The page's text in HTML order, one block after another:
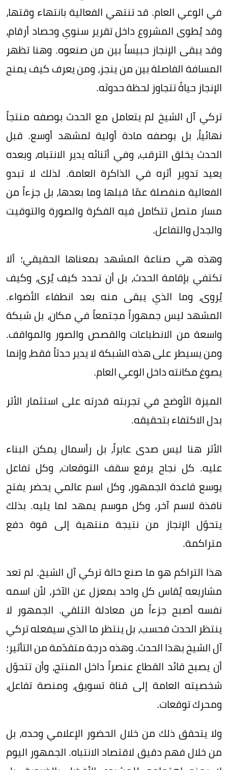
في الوعي العام. قد تنتهي الفعالية بانتهاء وقتها،
وقد يُطوى المشروع داخل تقرير سنوي وحصاد أرقام،
وقد يبقى الإنجاز حبيساً بين من صنعوه. وهنا تظهر
المسافة الفاصلة بين من ينجز، ومن يعرف كيف يمنح
الإنجاز حياةً تتجاوز لحظة حدوثه.
تركي آل الشيخ لم يتعامل مع الحدث بوصفه منتجاً
نهائياً، بل بوصفه مادة أولية لمشهد أوسع. قبل
الحدث يخلق الترقب، وفي أثنائه يدير الانتباه، وبعده
يعيد تدوير أثره في الذاكرة العامة. لذلك لا تبدو
الفعالية منفصلة عمّا قبلها وما بعدها، بل جزءاً من
مسار متصل تتكامل فيه الفكرة والصورة والتوقيت
والجدل والتفاعل.
وهذه هي صناعة المشهد بمعناها الحقيقي؛ ألا
تكتفي بإقامة الحدث، بل أن تحدد كيف يُرى، وكيف
يُروى، وما الذي يبقى منه بعد انطفاء الأضواء.
المشهد ليس جمهوراً مجتمعاً في مكان، بل شبكة
واسعة من الانطباعات والقصص والصور والمواقف.
ومن يسيطر على هذه الشبكة لا يدير حدثاً فقط، وإنما
يصوغ مكانته داخل الوعي العام.
الميزة الأوضح في تجربته قدرته على استثمار الأثر
بدل الاكتفاء بتحقيقه.
الأثر هنا ليس صدى عابراً، بل رأسمال يمكن البناء
عليه. كل نجاح يرفع سقف التوقعات، وكل تفاعل
يوسع قاعدة الجمهور، وكل اسم عالمي يحضر يفتح
نافذة لاسم آخر، وكل موسم يمهد لما يليه. بذلك
يتحوّل الإنجاز من نتيجة منتهية إلى قوة دفع
متراكمة.
هذا التراكم هو ما صنع حالة تركي آل الشيخ. لم تعد
مشاريعه يُقاس كل واحد بمعزل عن الآخر، لأن اسمه
نفسه أصبح جزءاً من معادلة التلقي. الجمهور لا
ينتظر الحدث فحسب، بل ينتظر ما الذي سيفعله تركي
آل الشيخ بهذا الحدث. وهذه درجة متقدّمة من التأثير؛
أن يصبح قائد القطاع عنصراً داخل المنتج، وأن تتحوّل
شخصيته العامة إلى قناة تسويق، ومنصة تفاعل،
ومحرك توقعات.
ولا يتحقق ذلك من خلال الحضور الإعلامي وحده، بل
من خلال فهم دقيق لاقتصاد الانتباه. الجمهور اليوم